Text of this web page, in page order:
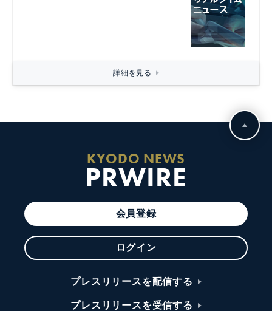
詳細を見る
KYODO NEWS
PRWIRE
会員登録
ログイン
プレスリリースを配信する
プレスリリースを受信する